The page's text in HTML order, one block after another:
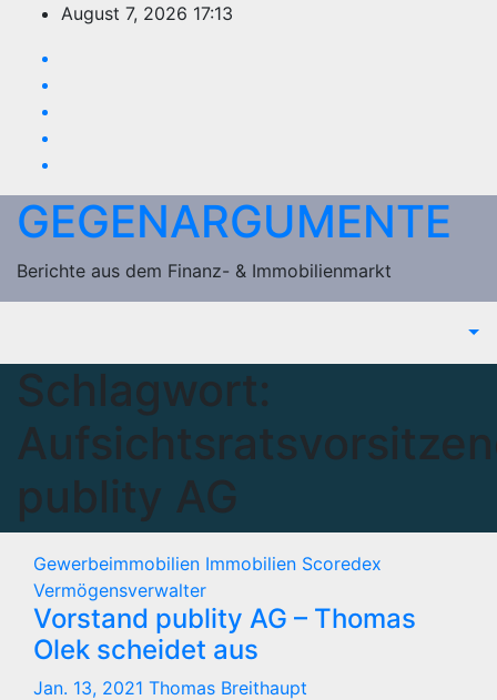
springen
August 7, 2026 17:13
GEGENARGUMENTE
Berichte aus dem Finanz- & Immobilienmarkt
Schlagwort:
publity AG
Gewerbeimmobilien Immobilien Scoredex
Vermögensverwalter
Vorstand publity AG – Thomas
Olek scheidet aus
Jan. 13, 2021 Thomas Breithaupt